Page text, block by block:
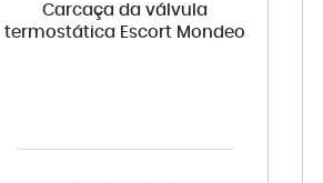
Carcaça da válvula
termostática Escort Mondeo